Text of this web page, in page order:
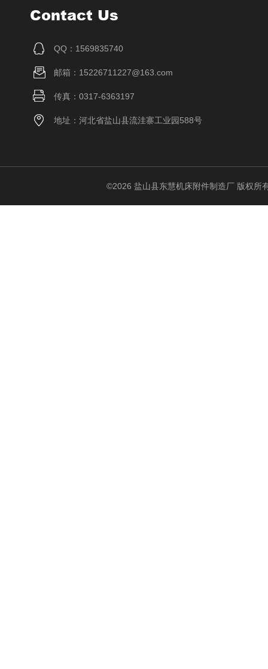
Contact Us
QQ：1569835740
邮箱：15226711227@163.com
传真：0317-6363197
地址：河北省盐山县流洼寨工业园588号
©2026 盐山县东慧机床附件制造厂 版权